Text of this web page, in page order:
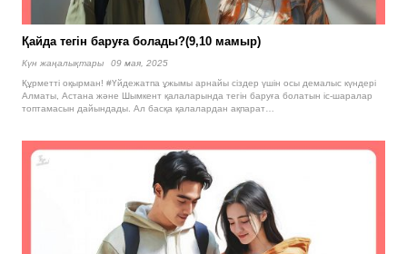
Қайда тегін баруға болады?(9,10 мамыр)
Күн жаңалықтары
09 мая, 2025
Құрметті оқырман! #Үйдежатпа ұжымы арнайы сіздер үшін осы демалыс күндері
Алматы, Астана және Шымкент қалаларында тегін баруға болатын іс-шаралар
топтамасын дайындады. Ал басқа қалалардан ақпарат…